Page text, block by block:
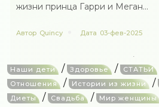
жизни принца Гарри и Меган...
Автор Quincy Дата 03-фев-2025
Наши дети / Здоровье / СТАТЬИ
Отношения / Истории из жизни /
Диеты / Свадьба / Мир женщины